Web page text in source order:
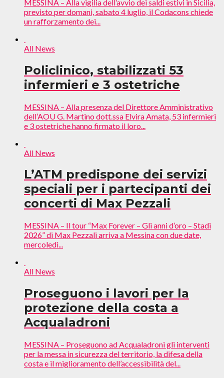
MESSINA – Alla vigilia dell’avvio dei saldi estivi in Sicilia,
previsto per domani, sabato 4 luglio, il Codacons chiede
un rafforzamento dei...
All News
Policlinico, stabilizzati 53
infermieri e 3 ostetriche
MESSINA – Alla presenza del Direttore Amministrativo
dell’AOU G. Martino dott.ssa Elvira Amata, 53 infermieri
e 3 ostetriche hanno firmato il loro...
All News
L’ATM predispone dei servizi
speciali per i partecipanti dei
concerti di Max Pezzali
MESSINA – Il tour “Max Forever – Gli anni d’oro – Stadi
2026” di Max Pezzali arriva a Messina con due date,
mercoledì...
All News
Proseguono i lavori per la
protezione della costa a
Acqualadroni
MESSINA – Proseguono ad Acqualadroni gli interventi
per la messa in sicurezza del territorio, la difesa della
costa e il miglioramento dell’accessibilità del...